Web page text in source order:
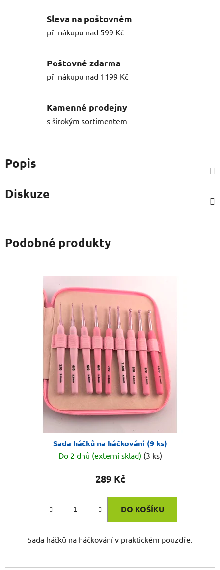
Sleva na poštovném
při nákupu nad 599 Kč
Poštovné zdarma
při nákupu nad 1199 Kč
Kamenné prodejny
s širokým sortimentem
Popis
Diskuze
Podobné produkty
Sada háčků na háčkování (9 ks)
Do 2 dnů (externí sklad) (3 ks)
289 Kč
DO KOŠÍKU
Sada háčků na háčkování v praktickém pouzdře.